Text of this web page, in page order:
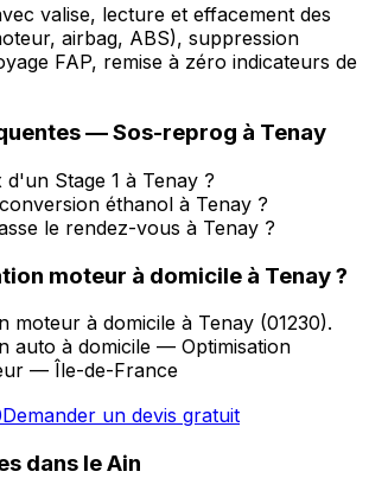
valise, lecture et effacement des
airbag, ABS), suppression
FAP, remise à zéro indicateurs de
—Sos-reprog à Tenay
Stage 1 à Tenay ?
éthanol à Tenay ?
le rendez-vous à Tenay ?
moteur à domicile à Tenay?
moteur à domicile à Tenay (01230).
auto à domicile — Optimisation
— Île-de-France
Demander un devis gratuit
dans leAin